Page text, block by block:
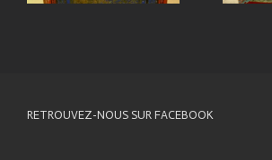
RETROUVEZ-NOUS SUR FACEBOOK